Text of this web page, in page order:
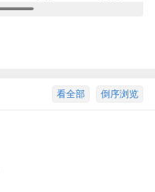
倒序浏览
看全部